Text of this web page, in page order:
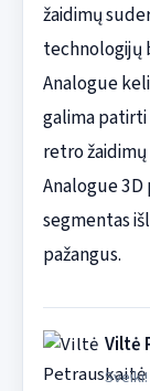
žaidimų
technologijų
Analogue
galima patirti
retro
Analogue 3D
segmentas
pažangus.
Viltė